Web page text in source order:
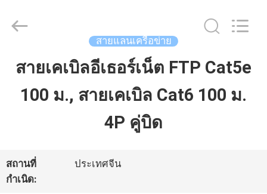
บ้าน
วิดีโอ
Cable
Industry
Rights
Reserved.
สายแลนเครือข่าย
สายเคเบิลอีเธอร์เน็ต FTP Cat5e
100 ม., สายเคเบิล Cat6 100 ม.
4P คู่บิด
สถานที่
กำเนิด:
ประเทศจีน